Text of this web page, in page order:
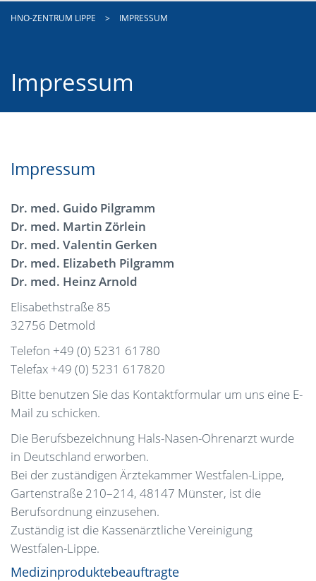
HNO-ZENTRUM LIPPE > IMPRESSUM
Impressum
Impressum
Dr. med. Guido Pilgramm
Dr. med. Martin Zörlein
Dr. med. Valentin Gerken
Dr. med. Elizabeth Pilgramm
Dr. med. Heinz Arnold
Elisabethstraße 85
32756 Detmold
Telefon +49 (0) 5231 61780
Telefax +49 (0) 5231 617820
Bitte benutzen Sie das Kontaktformular um uns eine E-
Mail zu schicken.
Die Berufsbezeichnung Hals-Nasen-Ohrenarzt wurde
in Deutschland erworben.
Bei der zuständigen Ärztekammer Westfalen-Lippe,
Gartenstraße 210–214, 48147 Münster, ist die
Berufsordnung einzusehen.
Zuständig ist die Kassenärztliche Vereinigung
Westfalen-Lippe.
Medizinproduktebeauftragte